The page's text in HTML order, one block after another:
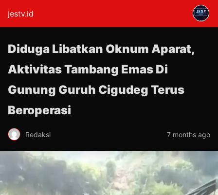
jestv.id
Diduga Libatkan Oknum Aparat,
Aktivitas Tambang Emas Di
Gunung Guruh Cigudeg Terus
Beroperasi
Redaksi 7 months ago